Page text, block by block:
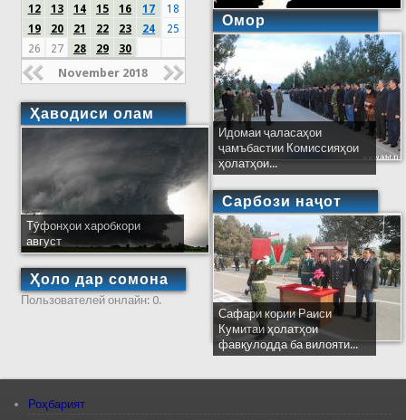
12
13 14 15 16 17
18
19
20 21 22 23 24
25
26
27 28 29 30
November 2018
Ҳаводиси олам
Тӯфонҳои харобкори
август
Ҳоло дар сомона
Пользователей онлайн: 0.
Омор
Идомаи ҷаласаҳои
ҷамъбастии Комиссияҳои
ҳолатҳои...
Сарбози наҷот
Сафари кории Раиси
Кумитаи ҳолатҳои
фавқулодда ба вилояти...
Роҳбарият